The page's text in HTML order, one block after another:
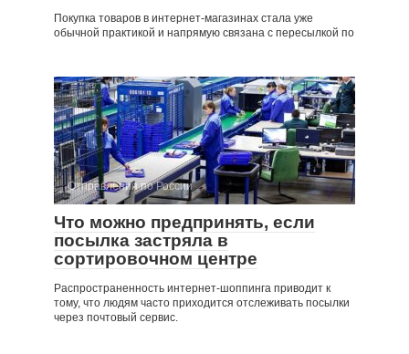
Покупка товаров в интернет-магазинах стала уже
обычной практикой и напрямую связана с пересылкой по
Отправления по России
Что можно предпринять, если
посылка застряла в
сортировочном центре
Распространенность интернет-шоппинга приводит к
тому, что людям часто приходится отслеживать посылки
через почтовый сервис.